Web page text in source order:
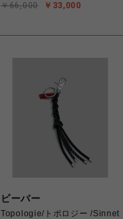
￥33,000
￥66,000
ビーバー
Topologie/トポロジー /Sinnet